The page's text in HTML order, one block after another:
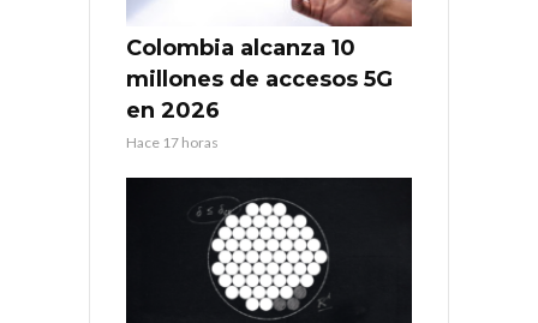
Colombia alcanza 10
millones de accesos 5G
en 2026
Hace 17 horas